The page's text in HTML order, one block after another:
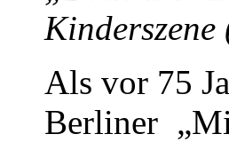
Als vor 75
Berliner